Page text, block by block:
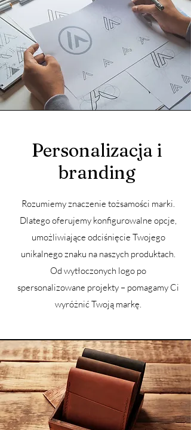
Personalizacja i
branding
Rozumiemy znaczenie tożsamości marki.
Dlatego oferujemy konfigurowalne opcje,
umożliwiające odciśnięcie Twojego
unikalnego znaku na naszych produktach.
Od wytłoczonych logo po
spersonalizowane projekty – pomagamy Ci
wyróżnić Twoją markę.